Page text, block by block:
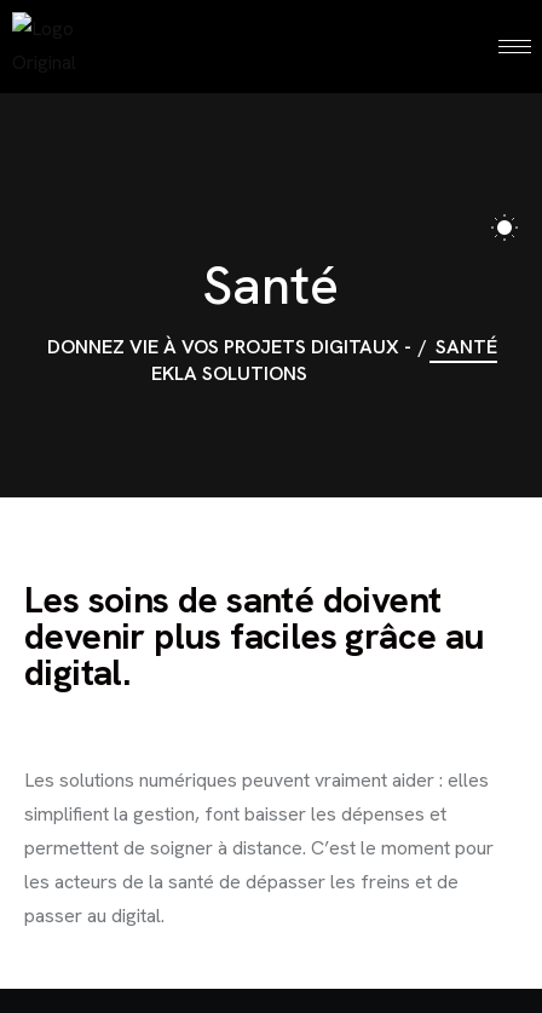
Santé
DONNEZ VIE À VOS PROJETS DIGITAUX -
EKLA SOLUTIONS
SANTÉ
Les soins de santé doivent
devenir plus faciles grâce au
digital.
Les solutions numériques peuvent vraiment aider : elles
simplifient la gestion, font baisser les dépenses et
permettent de soigner à distance. C’est le moment pour
les acteurs de la santé de dépasser les freins et de
passer au digital.